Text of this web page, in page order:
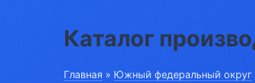
Каталог
Главная » Южный федеральный округ